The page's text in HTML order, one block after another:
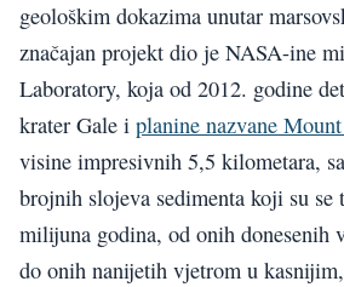
geološkim dokazima unutar
značajan projekt dio je NASA-ine
Laboratory, koja od 2012. godine
krater Gale i planine nazvane
visine impresivnih 5,5 kilometara,
brojnih slojeva sedimenta koji su
milijuna godina, od onih donesenih
do onih nanijetih vjetrom u